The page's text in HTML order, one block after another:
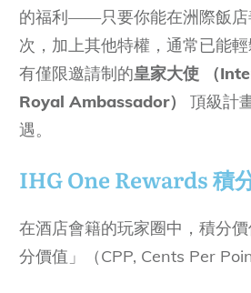
的福利——只要你能在洲際飯店
次，加上其他特權，通常已能
有僅限邀請制的皇家大使 （
Royal Ambassador） 頂級計
遇。
IHG One Rewards 積
在酒店會籍的玩家圈中，積分
分價值」（CPP, Cents Per